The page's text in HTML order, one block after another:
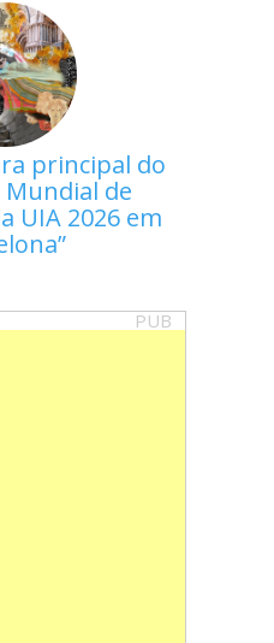
principal do
de
UIA 2026 em
PUB